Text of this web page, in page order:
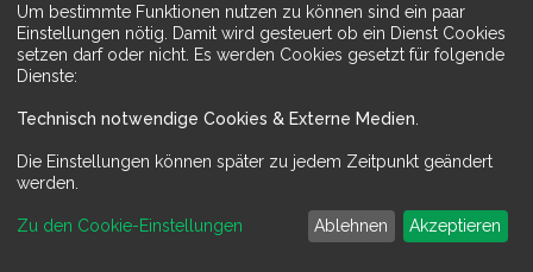
SucheErweiterte Suche
Mit Do It Yourself sparst du Geld und schaffst zugleich was dir
Powered byphpBB™
phpBB.de
Um bestimmte Funktionen nutzen zu können sind ein paar
Einstellungen nötig. Damit wird gesteuert ob ein Dienst Cookies
setzen darf oder nicht. Es werden Cookies gesetzt für folgende
Dienste:
Technisch notwendige Cookies & Externe Medien
Die Einstellungen können später zu jedem Zeitpunkt geändert
werden.
Zu den Cookie-Einstellungen Ablehnen Akzeptieren